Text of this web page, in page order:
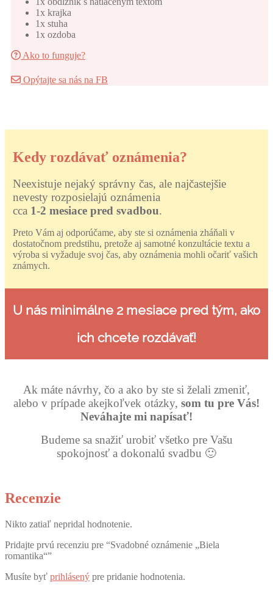
1x krajka
1x stuha
1x ozdoba
Ako to funguje?
Opýtajte sa nás na FB
Kedy rozdávať oznámenia?
Neexistuje nejaký správny čas, ale najčastejšie
nevesty rozposielajú oznámenia
cca 1-2 mesiace pred svadbou.
Preto Vám aj odporúčame, aby ste si oznámenia zháňali v
dostatočnom predstihu, pretože aj samotné konzultácie textu a
výroba si vyžaduje svoj čas, aby oznámenia mohli očariť vašich
známych.
U nás minimálne 2 mesiace pred tým, ako
ich chcete rozdávať!
Ak máte návrhy, čo a ako by ste si želali zmeniť,
alebo v prípade akejkoľvek otázky, som tu pre Vás!
Neváhajte mi napísať!
Budeme sa snažiť urobiť všetko pre Vašu
spokojnosť a dokonalú svadbu 🙂
Recenzie
Nikto zatiaľ nepridal hodnotenie.
Pridajte prvú recenziu pre “Svadobné oznámenie „Biela
romantika“”
Musíte byť prihlásený pre pridanie hodnotenia.